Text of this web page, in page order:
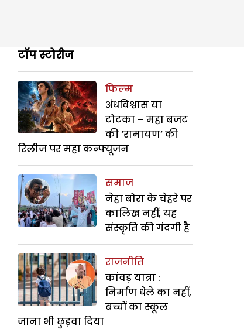
टॉप स्टोरीज
फिल्म
अंधविश्वास या
टोटका – महा बजट
की ‘रामायण’ की
रिलीज पर महा कन्फ्यूजन
समाज
नेहा बोरा के चेहरे पर
कालिख नहीं, यह
संस्कृति की गंदगी है
राजनीति
कांवड़ यात्रा :
निर्माण धेले का नहीं,
बच्चों का स्कूल
जाना भी छुड़वा दिया